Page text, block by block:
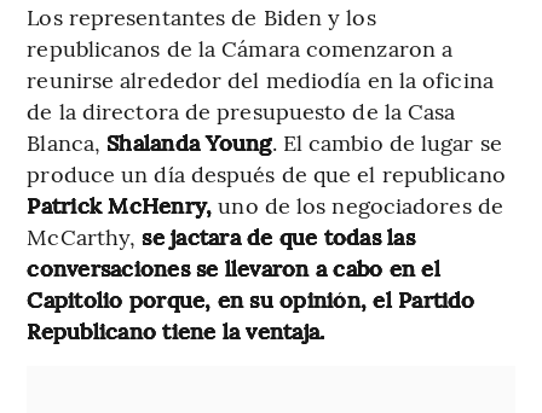
Los representantes de Biden y los
republicanos de la Cámara comenzaron a
reunirse alrededor del mediodía en la oficina
de la directora de presupuesto de la Casa
Blanca, Shalanda Young. El cambio de lugar se
produce un día después de que el republicano
Patrick McHenry, uno de los negociadores de
McCarthy,se jactara de que todas las
conversaciones se llevaron a cabo en el
Capitolio porque, en su opinión, el Partido
Republicano tiene la ventaja.